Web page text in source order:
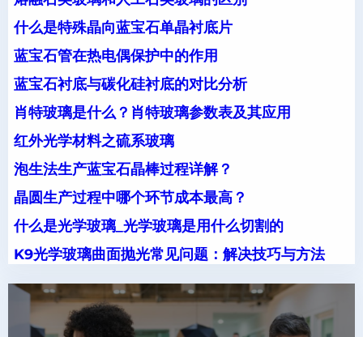
什么是特殊晶向蓝宝石单晶衬底片
蓝宝石管在热电偶保护中的作用
蓝宝石衬底与碳化硅衬底的对比分析
肖特玻璃是什么？肖特玻璃参数表及其应用
红外光学材料之硫系玻璃
泡生法生产蓝宝石晶棒过程详解？
晶圆生产过程中哪个环节成本最高？
什么是光学玻璃_光学玻璃是用什么切割的
K9光学玻璃曲面抛光常见问题：解决技巧与方法